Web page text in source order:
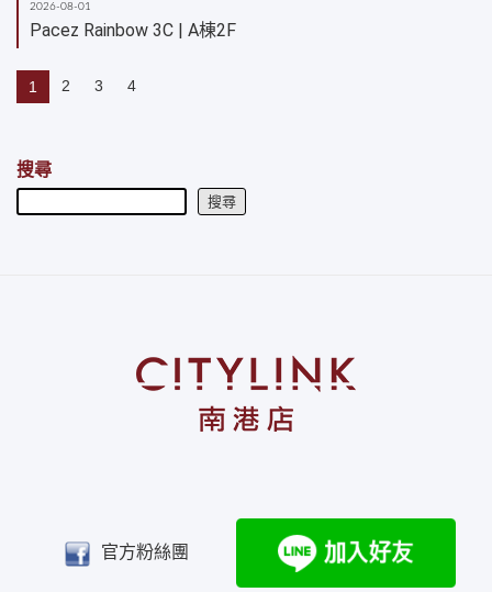
2026-08-01
Pacez Rainbow 3C | A棟2F
1 2 3 4
搜尋
搜尋
官方粉絲團